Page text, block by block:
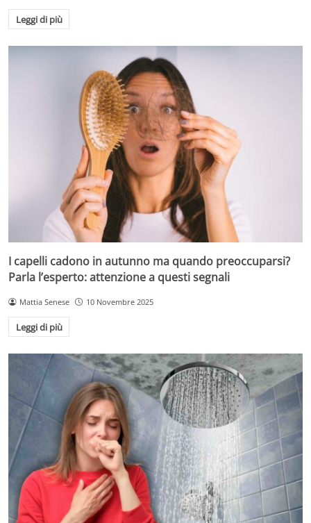
Leggi di più
I capelli cadono in autunno ma quando preoccuparsi?
Parla l’esperto: attenzione a questi segnali
Mattia Senese 10 Novembre 2025
Leggi di più